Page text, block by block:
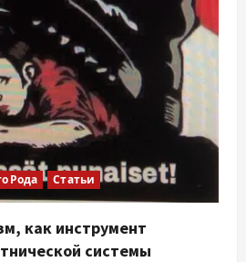
Рода Статьи
как инструмент
системы